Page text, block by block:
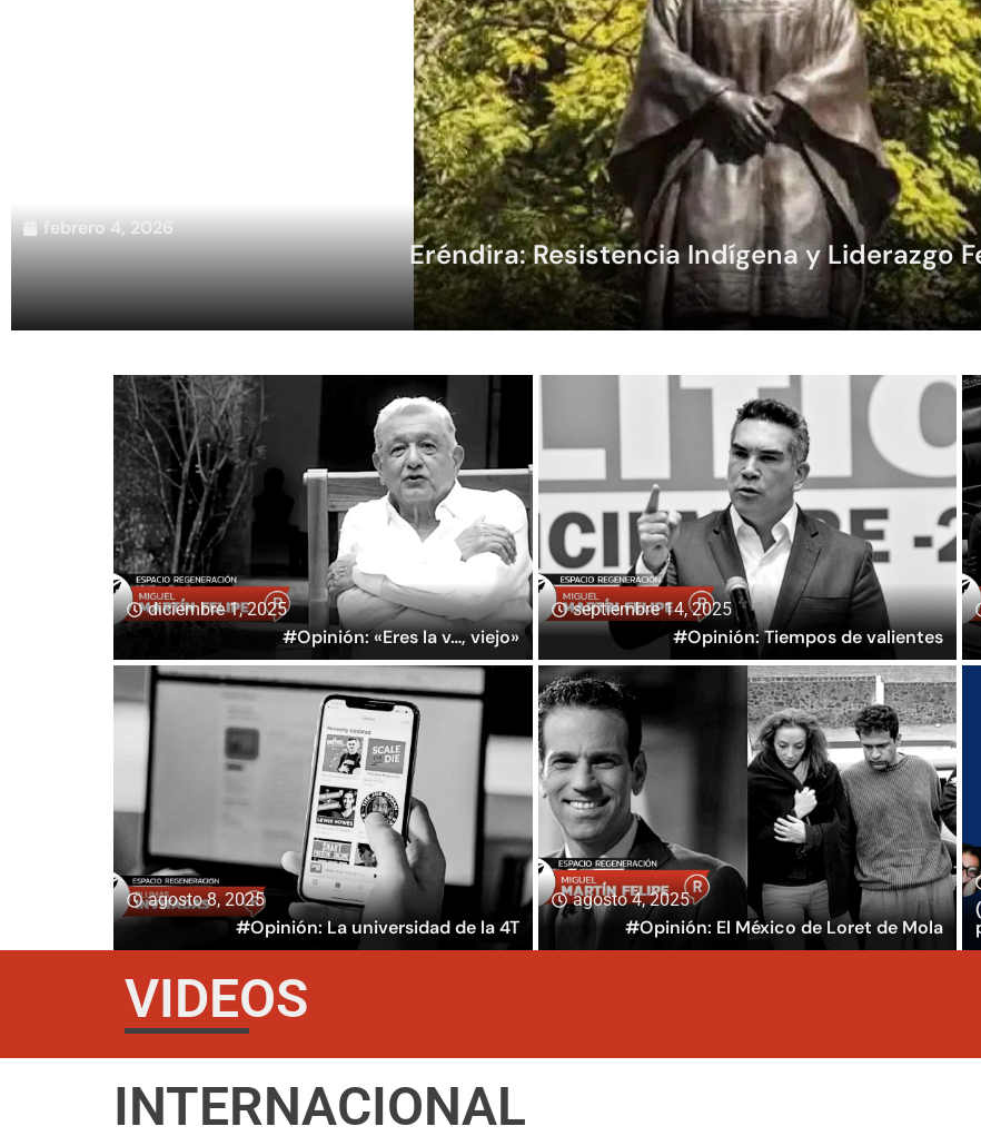
febrero 4, 2026
Eréndira: Resistencia Indígena y Liderazgo
diciembre 1, 2025
#Opinión: «Eres la v…, viejo»
septiembre 14, 2025
#Opinión: Tiempos de valientes
agosto 8, 2025
#Opinión: La universidad de la 4T
agosto 4, 2025
#Opinión: El México de Loret de Mola
VIDEOS
INTERNACIONAL